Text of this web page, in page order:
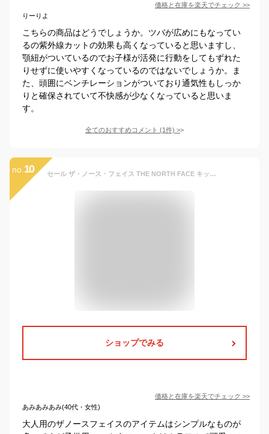
価格と在庫を楽天でチェック >>
りーりよ
こちらの商品はどうでしょうか。ツバが広めにもなってい
るの紫外線カットの効果も高くなっていると思いますし、
顎紐がついているのでお子様が活発に行動をしてもずれた
りせずに使いやすくなっているのではないでしょうか。ま
た、頭囲にベンチレーションがついており通気性もしっか
りと確保されていて不快感が少なくなっていると思いま
す。
全てのおすすめコメント (1件) >
no. 10 セール ザ・ノース・フェイス THE NORTH FACE キッズ ホライズン ハット KIDS HORIZON HAT 帽子 ハット NNJ02312 キッズ
ショップでみる
価格と在庫を楽天でチェック >>
あみあみあみ(40代・女性)
大人用のザノースフェイスのアイテムはシンプルなものが